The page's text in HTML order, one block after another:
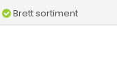
Brett sortiment